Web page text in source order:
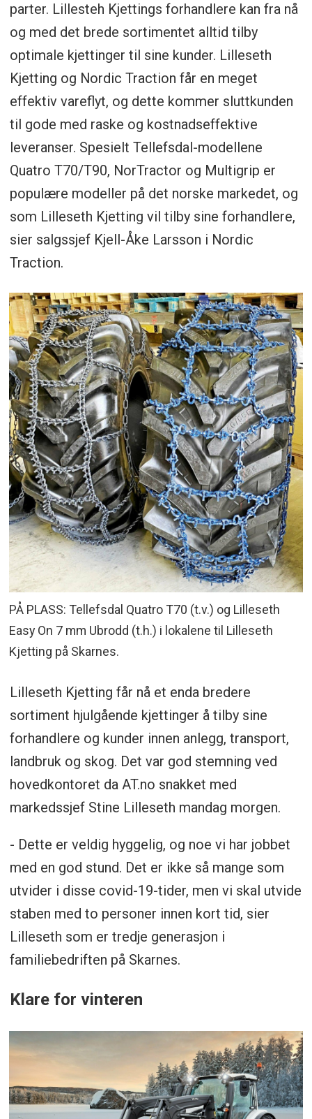
parter. Lillesteh Kjettings forhandlere kan fra nå
og med det brede sortimentet alltid tilby
optimale kjettinger til sine kunder. Lilleseth
Kjetting og Nordic Traction får en meget
effektiv vareflyt, og dette kommer sluttkunden
til gode med raske og kostnadseffektive
leveranser. Spesielt Tellefsdal-modellene
Quatro T70/T90, NorTractor og Multigrip er
populære modeller på det norske markedet, og
som Lilleseth Kjetting vil tilby sine forhandlere,
sier salgssjef Kjell-Åke Larsson i Nordic
Traction.
PÅ PLASS: Tellefsdal Quatro T70 (t.v.) og Lilleseth
Easy On 7 mm Ubrodd (t.h.) i lokalene til Lilleseth
Kjetting på Skarnes.
Lilleseth Kjetting får nå et enda bredere
sortiment hjulgående kjettinger å tilby sine
forhandlere og kunder innen anlegg, transport,
landbruk og skog. Det var god stemning ved
hovedkontoret da AT.no snakket med
markedssjef Stine Lilleseth mandag morgen.
- Dette er veldig hyggelig, og noe vi har jobbet
med en god stund. Det er ikke så mange som
utvider i disse covid-19-tider, men vi skal utvide
staben med to personer innen kort tid, sier
Lilleseth som er tredje generasjon i
familiebedriften på Skarnes.
Klare for vinteren